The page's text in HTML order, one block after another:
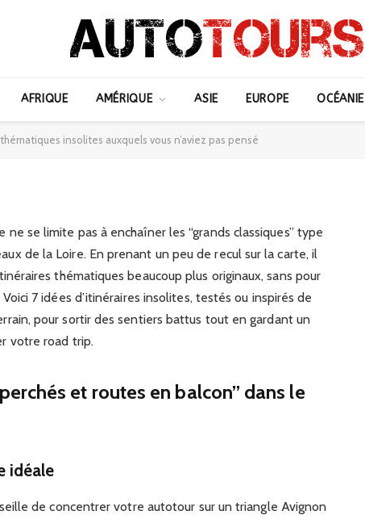
AFRIQUE AMÉRIQUE ASIE EUROPE OCÉANIE
insolites auxquels vous n’aviez pas pensé
: 7 itinéraires
ne se limite pas à enchaîner les “grands classiques” type
de la Loire. En prenant un peu de recul sur la carte, il
thématiques beaucoup plus originaux, sans pour
7 idées d’itinéraires insolites, testés ou inspirés de
pour sortir des sentiers battus tout en gardant un
votre road trip.
et routes en balcon” dans le
idéale
de concentrer votre autotour sur un triangle Avignon